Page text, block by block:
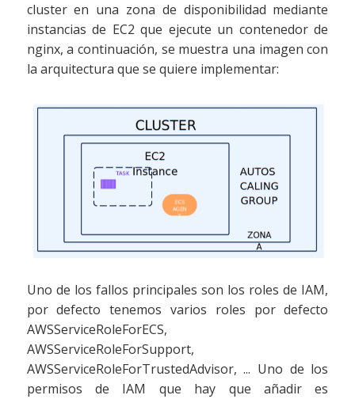
cluster en una zona de disponibilidad mediante
instancias de EC2 que ejecute un contenedor de
nginx, a continuación, se muestra una imagen con
la arquitectura que se quiere implementar:
Uno de los fallos principales son los roles de IAM,
por defecto tenemos varios roles por defecto
AWSServiceRoleForECS,
AWSServiceRoleForSupport,
AWSServiceRoleForTrustedAdvisor, ... Uno de los
permisos de IAM que hay que añadir es